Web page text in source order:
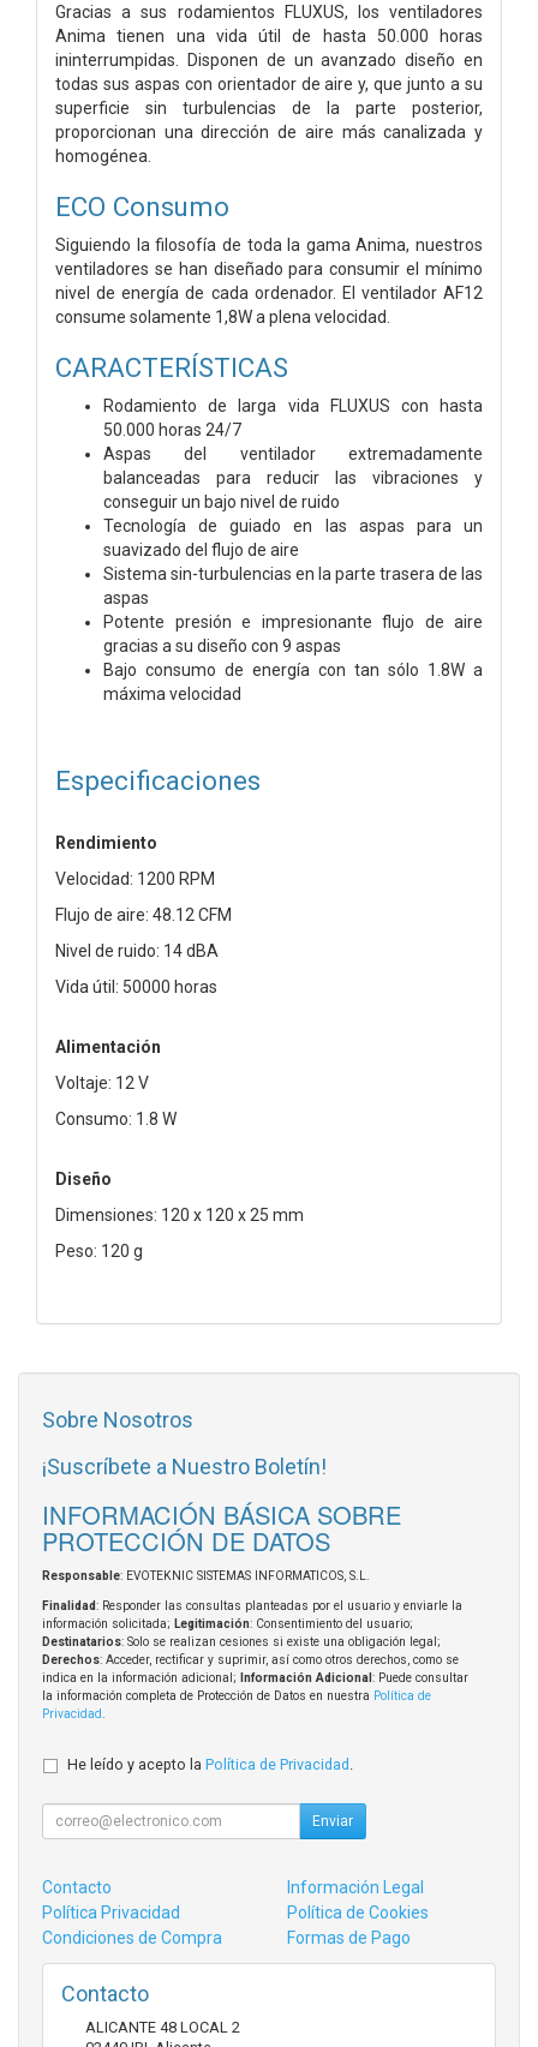
Gracias a sus rodamientos FLUXUS, los ventiladores
Anima tienen una vida útil de hasta 50.000 horas
ininterrumpidas. Disponen de un avanzado diseño en
todas sus aspas con orientador de aire y, que junto a su
superficie sin turbulencias de la parte posterior,
proporcionan una dirección de aire más canalizada y
homogénea.
ECO Consumo
Siguiendo la filosofía de toda la gama Anima, nuestros
ventiladores se han diseñado para consumir el mínimo
nivel de energía de cada ordenador. El ventilador AF12
consume solamente 1,8W a plena velocidad.
CARACTERÍSTICAS
Rodamiento de larga vida FLUXUS con hasta
50.000 horas 24/7
Aspas del ventilador extremadamente
balanceadas para reducir las vibraciones y
conseguir un bajo nivel de ruido
Tecnología de guiado en las aspas para un
suavizado del flujo de aire
Sistema sin-turbulencias en la parte trasera de las
aspas
Potente presión e impresionante flujo de aire
gracias a su diseño con 9 aspas
Bajo consumo de energía con tan sólo 1.8W a
máxima velocidad
Especificaciones
Rendimiento
Velocidad: 1200 RPM
Flujo de aire: 48.12 CFM
Nivel de ruido: 14 dBA
Vida útil: 50000 horas
Alimentación
Voltaje: 12 V
Consumo: 1.8 W
Diseño
Dimensiones: 120 x 120 x 25 mm
Peso: 120 g
Sobre Nosotros
¡Suscríbete a Nuestro Boletín!
INFORMACIÓN BÁSICA SOBRE
PROTECCIÓN DE DATOS
Responsable: EVOTEKNIC SISTEMAS INFORMATICOS, S.L.
Finalidad: Responder las consultas planteadas por el usuario y enviarle la
información solicitada; Legitimación: Consentimiento del usuario;
Destinatarios: Solo se realizan cesiones si existe una obligación legal;
Derechos: Acceder, rectificar y suprimir, así como otros derechos, como se
indica en la información adicional;
Información Adicional : Puede consultar
la información completa de Protección de Datos en nuestra Política de
Privacidad
He leído y acepto la Política de Privacidad
Enviar
Contacto
Información Legal
Política Privacidad
Política de Cookies
Condiciones de Compra
Formas de Pago
Contacto
ALICANTE 48 LOCAL 2